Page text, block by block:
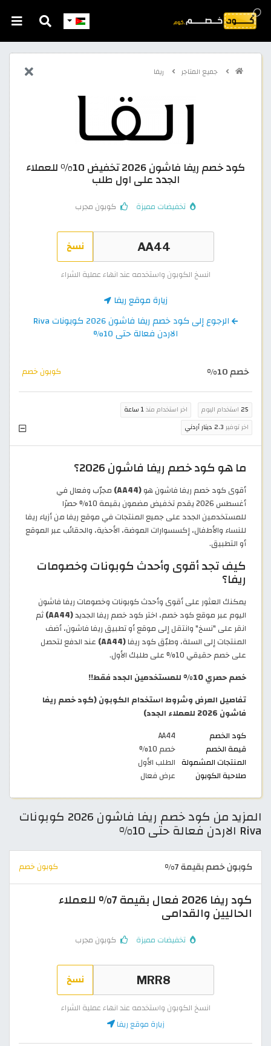
جميع المتاجر ريفا
كود خصم ريفا فاشون 2026 تخفيض 10% للعملاء
الجدد على اول طلب
تخفيضات مميزة كوبون مجرب
نسخ
انسخ الكوبون واستخدمه عند انهاء عملية الشراء
زيارة موقع ريفا
الرجوع إلى كود خصم ريفا فاشون 2026 كوبونات Riva
الاردن فعالة حتى 10%
خصم 10% كوبون خصم
25 استخدام اليوم اخر استخدام منذ1 ساعة
اخر توفير 2.3 دينار أردني
ما هو كود خصم ريفا فاشون 2026؟
أقوى كود خصم ريفا فاشون هو(AA44)
مجرّب وفعال في
أغسطس 2026 يقدم تخفيض مضمون بقيمة 10% حصرًا
للمستخدمين الجدد على جميع المنتجات في موقع ريفا من أزياء ريفا
للنساء والأطفال، إكسسوارات الموضة، الأحذية، والحقائب عبر الموقع
أو التطبيق.
كيف تجد أقوى وأحدث كوبونات وخصومات
ريفا؟
يمكنك العثور على أقوى وأحدث كوبونات وخصومات ريفا فاشون
اليوم عبر موقع كود خصم، اختر كود خصم ريفا الجديد(AA44)
ثم
انقر على "نسخ" وانتقل إلى موقع أو تطبيق ريفا فاشون، أضف
المنتجات إلى السلة، وطبّق كود ريفا(AA44)
عند الدفع لتحصل
على خصم حقيقي 10% على طلبك الأول.
خصم حصري 10% للمستخدمين الجدد فقط!!
تفاصيل العرض وشروط استخدام الكوبون (كود خصم ريفا
فاشون 2026 للعملاء الجدد)
كود الخصم
AA44
قيمة الخصم
خصم 10%
المنتجات المشمولة الطلب الأول
صلاحية الكوبون
عرض فعال
المزيد من كود خصم ريفا فاشون 2026 كوبونات
Riva الاردن فعالة حتى 10%
كوبون خصم بقيمة 7% كوبون خصم
كود ريفا 2026 فعال بقيمة 7% للعملاء
الحاليين والقدامى
تخفيضات مميزة كوبون مجرب
نسخ
انسخ الكوبون واستخدمه عند انهاء عملية الشراء
زيارة موقع ريفا